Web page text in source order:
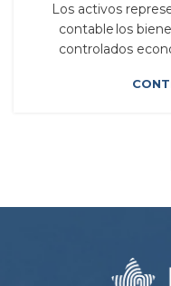
Los activos
contable los
controlados